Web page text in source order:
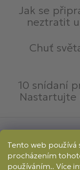
Tento web používá
procházením
používáním.. Více
Jak se
neztratit
Chuť
10 snídaní
Nastartujte
Online